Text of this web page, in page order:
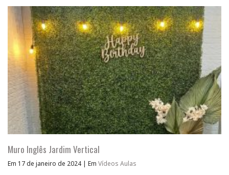
Muro Inglês Jardim Vertical
Em 17 de janeiro de 2024 | Em Vídeos Aulas